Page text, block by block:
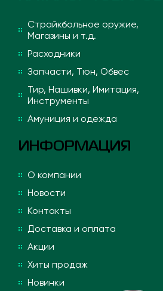
Страйкбольное оружие,
Магазины и т.д.
Расходники
Запчасти, Тюн, Обвес
Тир, Нашивки, Имитация,
Инструменты
Амуниция и одежда
ИНФОРМАЦИЯ
О компании
Новости
Контакты
Доставка и оплата
Акции
Хиты продаж
Новинки